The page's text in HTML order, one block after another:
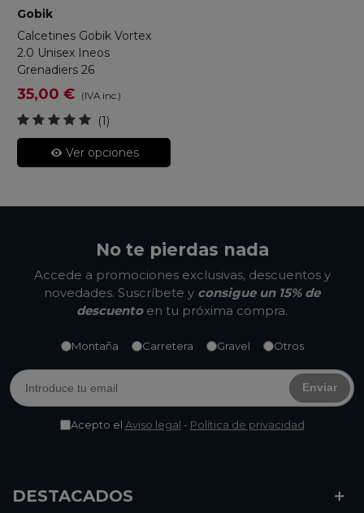
Gobik
Calcetines Gobik Vortex
2.0 Unisex Ineos
Grenadiers 26
35,00 € (IVA inc.)
(1)
Ver opciones
No te pierdas nada
Accede a promociones exclusivas, descuentos y
novedades. Suscríbete y consigue un 15% de
descuentoen tu próxima compra.
Montaña Carretera Gravel Otros
Enviar
Acepto el Aviso legal - Política de privacidad
DESTACADOS